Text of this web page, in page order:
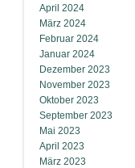
April 2024
März 2024
Februar 2024
Januar 2024
Dezember 2023
November 2023
Oktober 2023
September 2023
Mai 2023
April 2023
März 2023